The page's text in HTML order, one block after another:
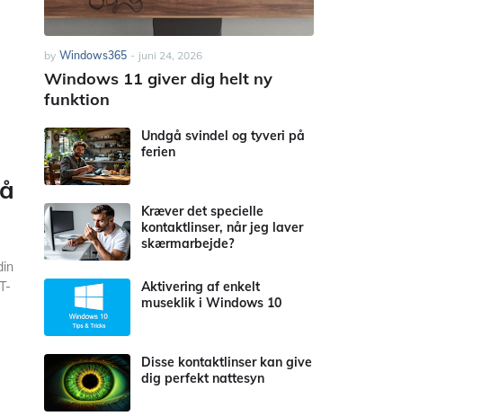
by Windows365 - juni 24, 2026
Windows 11 giver dig helt ny
funktion
Undgå svindel og tyveri på
ferien
Kræver det specielle
kontaktlinser, når jeg laver
skærmarbejde?
Aktivering af enkelt
museklik i Windows 10
Disse kontaktlinser kan give
dig perfekt nattesyn